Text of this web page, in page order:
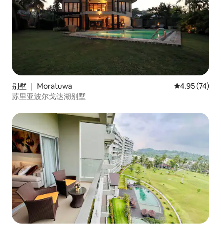
别墅 ｜ Moratuwa 平均评分
4.95 (74)
苏里亚波尔戈达湖别墅